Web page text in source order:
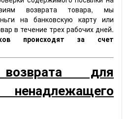
возврата товара, мы
на банковскую карту или
в течение трех рабочих дней.
происходят за счет
для